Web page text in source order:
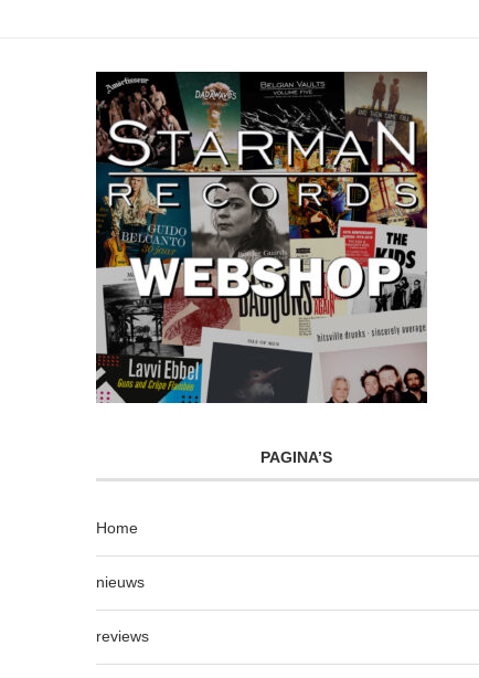
PAGINA’S
Home
nieuws
reviews